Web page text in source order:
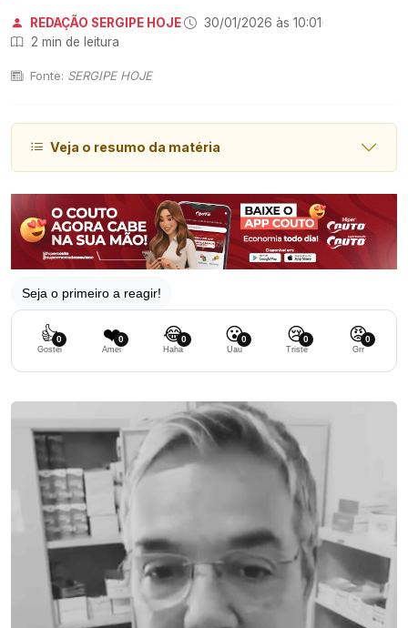
REDAÇÃO SERGIPE HOJE· 30/01/2026 às 10:01·
2 min de leitura
Fonte: SERGIPE HOJE
Veja o resumo da matéria
Seja o primeiro a reagir!
👍0
Gostei
❤️0
Amei
😂0
Haha
😮0
Uau
😢0
Triste
😡0
Grr